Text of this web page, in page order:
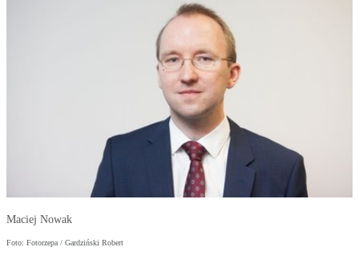
Maciej Nowak
Foto: Fotorzepa / Gardziński Robert